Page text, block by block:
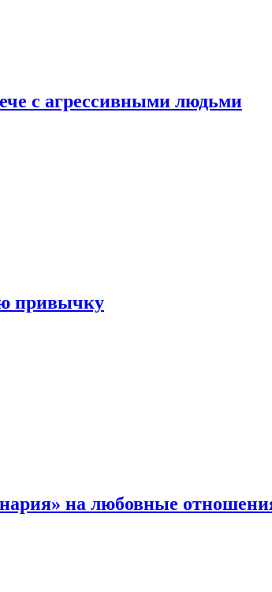
с агрессивными людьми
привычку
на любовные